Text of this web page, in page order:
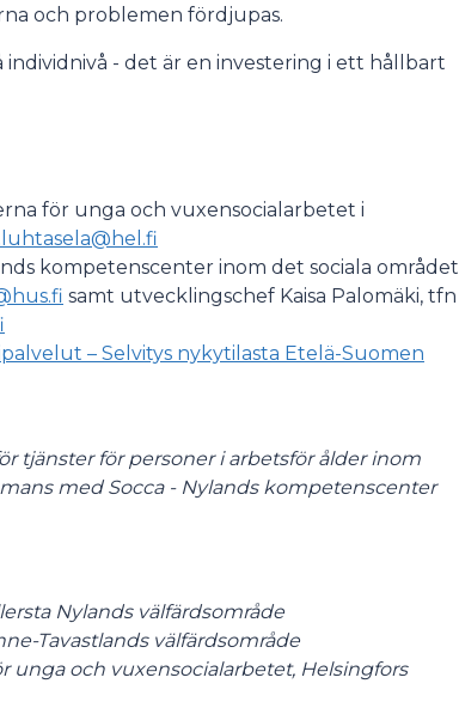
och problemen fördjupas.
- det är en investering i ett hållbart
för unga och vuxensocialarbetet i
kompetenscenter inom det sociala området
samt utvecklingschef Kaisa Palomäki, tfn
– Selvitys nykytilasta Etelä-Suomen
tjänster för personer i arbetsför ålder inom
med Socca - Nylands kompetenscenter
Nylands välfärdsområde
Tavastlands välfärdsområde
unga och vuxensocialarbetet, Helsingfors